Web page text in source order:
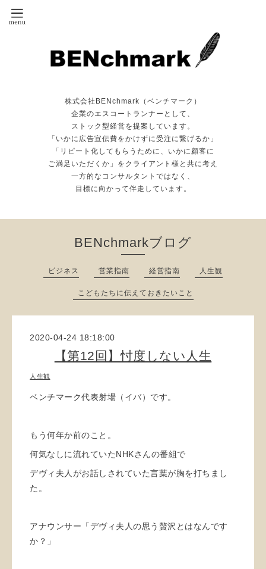
株式会社BENchmark（ベンチマーク）
企業のエスコートランナーとして、
ストック型経営を提案しています。
「いかに広告宣伝費をかけずに受注に繋げるか」
「リピート化してもらうために、いかに顧客に
ご満足いただくか」をクライアント様と共に考え
一方的なコンサルタントではなく、
目標に向かって伴走しています。
BENchmarkブログ
ビジネス 営業指南 経営指南 人生観
こどもたちに伝えておきたいこと
2020-04-24 18:18:00
【第12回】忖度しない人生
人生観
ベンチマーク代表射場（イバ）です。
もう何年か前のこと。
何気なしに流れていたNHKさんの番組で
デヴィ夫人がお話しされていた言葉が胸を打ちまし
た。
アナウンサー「デヴィ夫人の思う贅沢とはなんです
か？」